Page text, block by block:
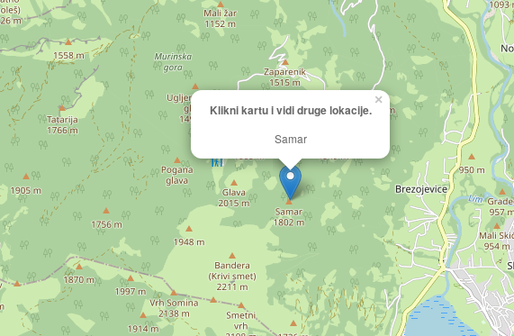
Klikni kartu i vidi druge lokacije.
Samar
×